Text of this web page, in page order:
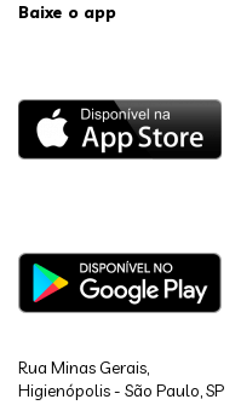
Baixe o app
Rua Minas Gerais,
Higienópolis - São Paulo, SP